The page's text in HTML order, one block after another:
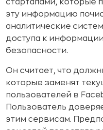
стартапами, которые
эту информацию
аналитические
доступа к
безопасности.
Он считает, что
которые заменят
пользователей в
Пользователь
этим сервисам.